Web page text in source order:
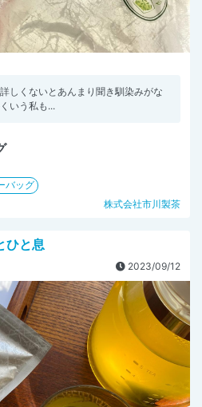
しくないとあんまり聞き馴染みがな
いう私も...
バッグ
株式会社市川製茶
ひと息
2023/09/12